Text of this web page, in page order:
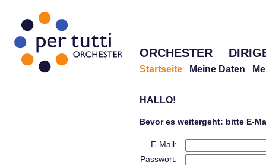
ORCHESTER
Startseite Meine Daten
HALLO!
Bevor es weitergeht: bitte E-
E-Mail:
Passwort: